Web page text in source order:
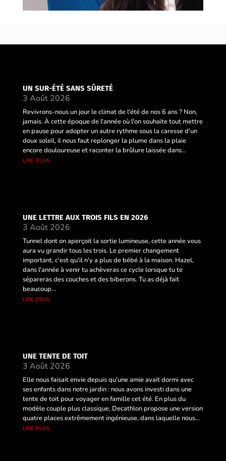
UN SUR-ÉTÉ SANS SÛRETÉ
3 Août 2026
Revivrons-nous un jour le climat de l'été de nos 6 ans ? Non,
jamais. À cette époque de l'année où l'on souhaite tout mettre
en pause pour adopter un autre rythme sous la caresse d'un
doux soleil, il nous faut replonger la plume dans la plaie
encore douloureuse et raconter la brûlure laissée dans...
lire plus
UNE LETTRE AUX TROIS FILS EN 2026
3 Août 2026
Tunnel dont on aperçoit la sortie lumineuse, cette année vous
aura vu grandir tous les trois. Le premier changement
important, c'est qu'il n'y a plus de bébé à la maison. Hazel,
dans l'année à venir tu achèveras ce cycle lorsque tu te
sépareras des couches et des biberons. Tu as déjà fait
beaucoup...
lire plus
UNE TENTE DE TOIT
3 Août 2026
Elle nous faisait envie depuis qu'une amie avait dormi avec
ses enfants dans notre jardin : nous avons investi dans une
tente de toit pour voyager en famille cet été. En plus du
modèle couple plus classique, Decathlon propose une version
quatre places extrêmement ingénieuse, dans laquelle nous...
lire plus